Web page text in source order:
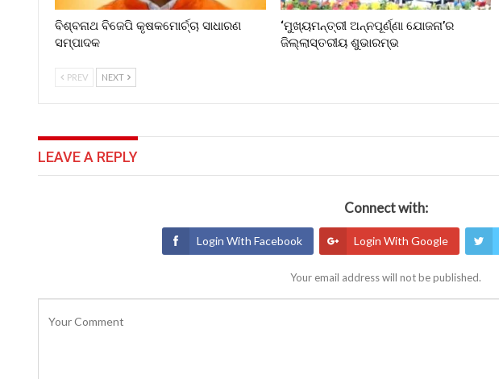
ବିଶ୍ବନାଥ ବିଜେପି କୃଷକମୋର୍ଚ୍ଚା ସାଧାରଣ
ସମ୍ପାଦକ
‘ମୁଖ୍ୟମନ୍ତ୍ରୀ ଅନ୍ନପୂର୍ଣ୍ଣା ଯୋଜନା’ର
ଜିଲ୍ଲାସ୍ତରୀୟ ଶୁଭାରମ୍ଭ
PREV NEXT
LEAVE A REPLY
Connect with:
Login With Facebook Login With Google
Your email address will not be published.